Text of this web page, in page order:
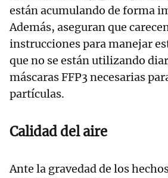
están acumulando de forma
Además, aseguran que
instrucciones para manejar
que no se están utilizando
máscaras FFP3 necesarias
partículas.
Calidad del aire
Ante la gravedad de los